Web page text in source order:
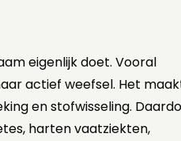
eigenlijk doet. Vooral
actief weefsel. Het
en stofwisseling.
harten vaatziekten,